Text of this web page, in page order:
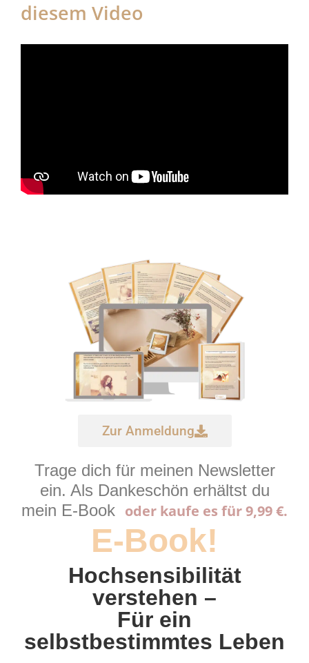
diesem Video
Zur Anmeldung
Trage dich für meinen Newsletter
ein. Als Dankeschön erhältst du
mein E-Book oder kaufe es für 9,99 €.
E-Book!
Hochsensibilität
verstehen –
Für ein
selbstbestimmtes Leben